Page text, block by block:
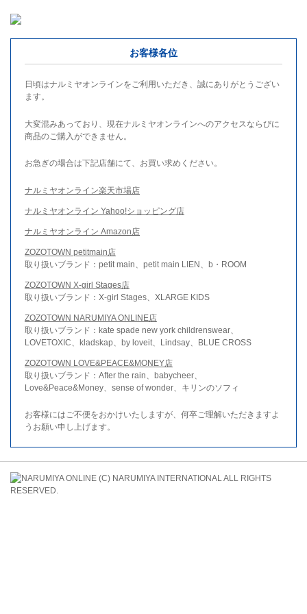
お客様各位
日頃はナルミヤオンラインをご利用いただき、誠にありがとうござい
ます。
大変混みあっており、現在ナルミヤオンラインへのアクセスならびに
商品のご購入ができません。
お急ぎの場合は下記店舗にて、お買い求めください。
ナルミヤオンライン楽天市場店
ナルミヤオンライン Yahoo!ショッピング店
ナルミヤオンライン Amazon店
ZOZOTOWN petitmain店
取り扱いブランド：petit main、petit main LIEN、b・ROOM
ZOZOTOWN X-girl Stages店
取り扱いブランド：X-girl Stages、XLARGE KIDS
ZOZOTOWN NARUMIYA ONLINE店
取り扱いブランド：kate spade new york childrenswear、
LOVETOXIC、kladskap、by loveit、Lindsay、BLUE CROSS
ZOZOTOWN LOVE&PEACE&MONEY店
取り扱いブランド：After the rain、babycheer、
Love&Peace&Money、sense of wonder、キリンのソフィ
お客様にはご不便をおかけいたしますが、何卒ご理解いただきますよ
うお願い申し上げます。